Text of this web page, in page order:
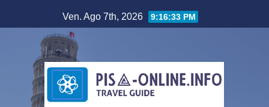
al
contenuto
Ven. Ago 7th, 2026 9:16:34 PM